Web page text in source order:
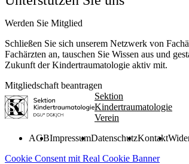
Werden Sie Mitglied
Schließen Sie sich unserem Netzwerk von
Fachärzten an, tauschen Sie Wissen aus und
Zukunft der Kinder­traumatologie aktiv mit.
Mitgliedschaft beantragen
Sektion
Kindertraumatologie
Verein
AGBImpressumDatenschutzKontakt
Cookie Consent mit Real Cookie Banner